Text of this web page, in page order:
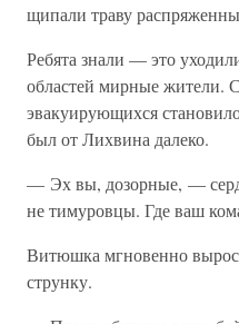
щипали траву
Ребята знали — это
областей мирные жители.
эвакуирующихся
был от Лихвина далеко.
— Эх вы, дозорные, —
не тимуровцы. Где ваш
Витюшка мгновенно
струнку.